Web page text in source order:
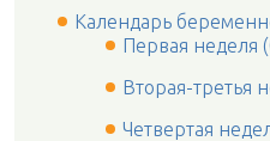
Календарь
Первая неделя
Вторая-третья
Четвертая